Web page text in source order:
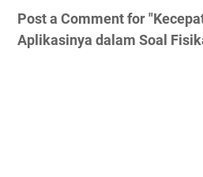
Post a Comment for
Aplikasinya dalam Soal